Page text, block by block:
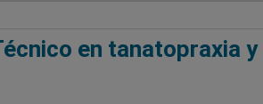
en tanatopraxia y